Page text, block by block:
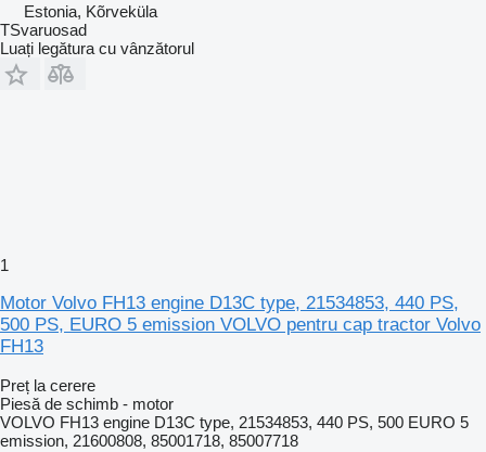
Estonia, Kõrveküla
TSvaruosad
Luați legătura cu vânzătorul
1
Motor Volvo FH13 engine D13C type, 21534853, 440 PS,
500 PS, EURO 5 emission VOLVO pentru cap tractor Volvo
FH13
Preț la cerere
Piesă de schimb - motor
VOLVO FH13 engine D13C type, 21534853, 440 PS, 500 EURO 5
emission, 21600808, 85001718, 85007718